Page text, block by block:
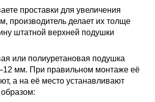
проставки для увеличения
производитель делает их толще
штатной верхней подушки
или полиуретановая подушка
мм. При правильном монтаже её
а на её место устанавливают
образом: